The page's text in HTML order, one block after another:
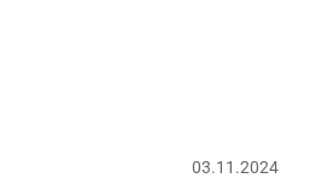
03.11 .2024